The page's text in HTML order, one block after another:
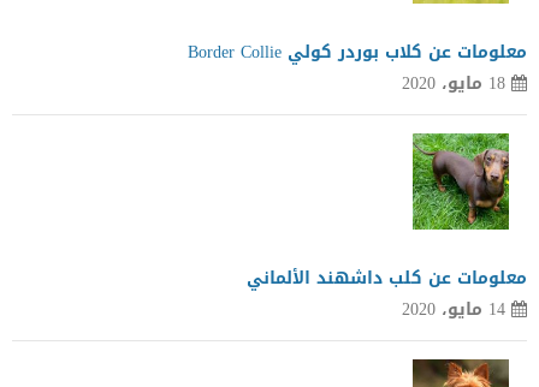
معلومات عن كلاب بوردر كولي Border Collie
18 مايو، 2020
معلومات عن كلب داشهند الألماني
14 مايو، 2020